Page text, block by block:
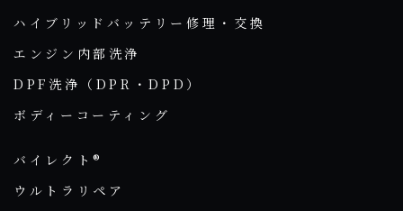
ハイブリッドバッテリー修理・交換
エンジン内部洗浄
DPF洗浄（DPR・DPD）
ボディーコーティング
バイレクト®
ウルトラリペア